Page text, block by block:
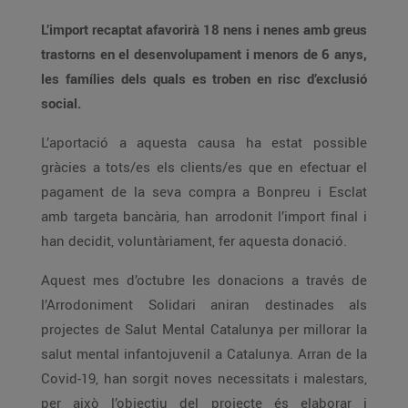
L’import recaptat afavorirà 18 nens i nenes amb greus
trastorns en el desenvolupament i menors de 6 anys,
les famílies dels quals es troben en risc d’exclusió
social.
L’aportació a aquesta causa ha estat possible
gràcies a tots/es els clients/es que en efectuar el
pagament de la seva compra a Bonpreu i Esclat
amb targeta bancària, han arrodonit l’import final i
han decidit, voluntàriament, fer aquesta donació.
Aquest mes d’octubre les donacions a través de
l’Arrodoniment Solidari aniran destinades als
projectes de Salut Mental Catalunya per millorar la
salut mental infantojuvenil a Catalunya. Arran de la
Covid-19, han sorgit noves necessitats i malestars,
per això l’objectiu del projecte és elaborar i